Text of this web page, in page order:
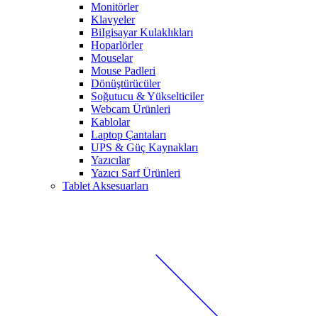
Monitörler
Klavyeler
BiIgisayar Kulaklıkları
Hoparlörler
Mouselar
Mouse Padleri
Dönüştürücüler
Soğutucu & Yükselticiler
Webcam Ürünleri
Kablolar
Laptop Çantaları
UPS & Güç Kaynakları
Yazıcılar
Yazıcı Sarf Ürünleri
Tablet Aksesuarları